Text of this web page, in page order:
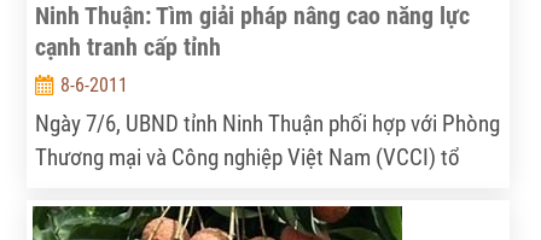
Ninh Thuận: Tìm giải pháp nâng cao năng lực
cạnh tranh cấp tỉnh
8-6-2011
Ngày 7/6, UBND tỉnh Ninh Thuận phối hợp với Phòng
Thương mại và Công nghiệp Việt Nam (VCCI) tổ
cấp tỉnh (PCI) nhằm cung cấp thông tin, tìm ra các